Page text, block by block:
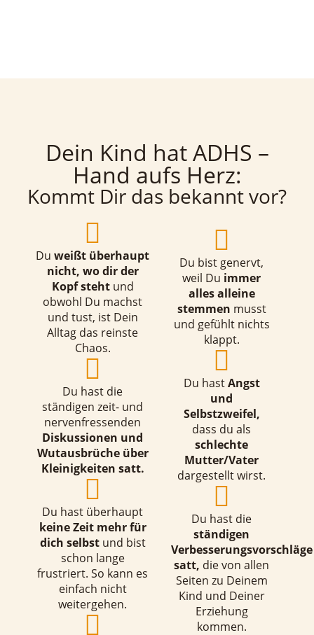
Dein Kind hat ADHS –
Hand aufs Herz:
Kommt Dir das bekannt vor?
Du weißt überhaupt
nicht, wo dir der
Kopf steht und
obwohl Du machst
und tust, ist Dein
Alltag das reinste
Chaos.
Du hast die
ständigen zeit- und
nervenfressenden
Diskussionen und
Wutausbrüche über
Kleinigkeiten satt.
Du hast überhaupt
keine Zeit mehr für
dich selbst und bist
schon lange
frustriert. So kann es
einfach nicht
weitergehen.
Du bist genervt,
weil Du immer
alles alleine
stemmen musst
und gefühlt nichts
klappt.
Du hastAngst
und
Selbstzweifel,
dass du als
schlechte
Mutter/Vater
dargestellt wirst.
Du hast die
ständigen
Verbesserungsvorschläge
satt, die von allen
Seiten zu Deinem
Kind und Deiner
Erziehung
kommen.